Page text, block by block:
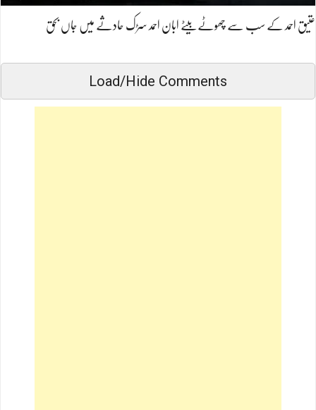
عتیق احمد کے سب سے چھوٹے بیٹے ابان احمد سڑک حادثے میں جاں بحق
Load/Hide Comments